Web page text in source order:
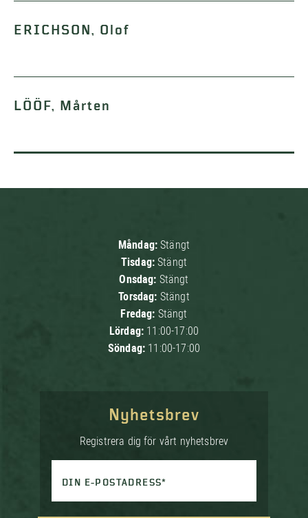
ERICHSON, Olof
LÖÖF, Mårten
Måndag:Stängt
Tisdag:Stängt
Onsdag: Stängt
Torsdag: Stängt
Fredag: Stängt
Lördag: 11:00-17:00
Söndag: 11:00-17:00
Nyhetsbrev
Registrera dig för vårt nyhetsbrev
DIN E-POSTADRESS*